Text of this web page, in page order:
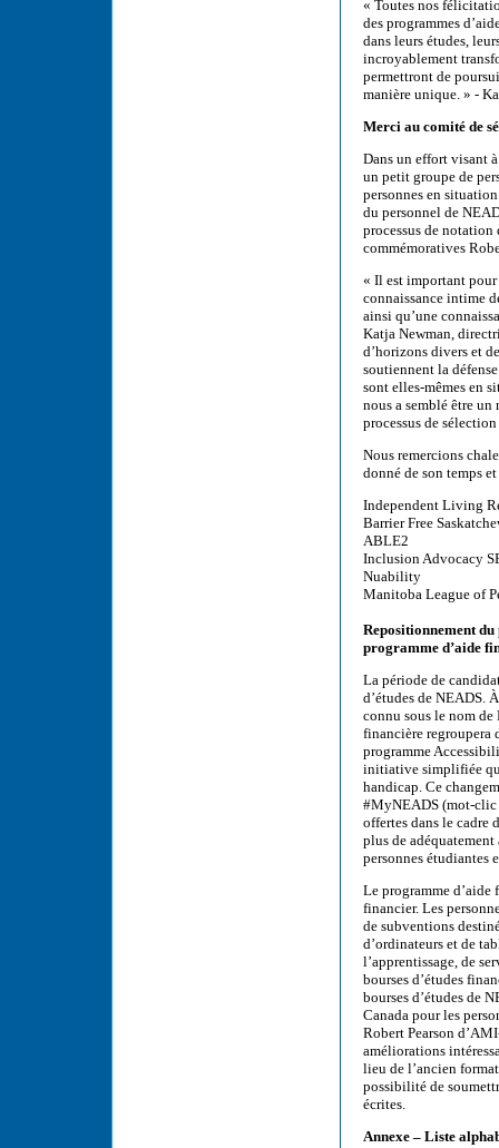
« Toutes nos
des programmes
dans leurs études,
incroyablement
permettront de
manière unique. » -
Merci au comité de
Dans un effort visant
un petit groupe de
personnes en
du personnel de
processus de notation
commémoratives
« Il est important pour
connaissance intime
ainsi qu’une
Katja Newman,
d’horizons divers et
soutiennent la
sont elles-mêmes en
nous a semblé être
processus de
Nous remercions
donné de son temps
Independent Living
Barrier Free
ABLE2
Inclusion Advocacy
Nuability
Manitoba League of
Repositionnement du
programme d’aide
La période de
d’études de NEADS.
connu sous le nom de
financière regroupera
programme
initiative simplifiée
handicap. Ce
#MyNEADS (mot-clic
offertes dans le cadre
plus de
personnes étudiantes
Le programme
financier. Les
de subventions
d’ordinateurs et de
l’apprentissage, de
bourses d’études
bourses d’études de
Canada pour les
Robert Pearson
améliorations
lieu de l’ancien
possibilité de
écrites.
Annexe – Liste